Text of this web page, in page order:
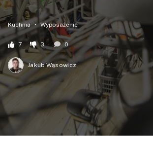
Kuchnia Wyposażenie
7 3 0
Jakub Wąsowicz